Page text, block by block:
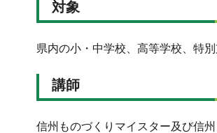
対象
県内の小・中学校、高等学校、特
講師
信州ものづくりマイスター及び信